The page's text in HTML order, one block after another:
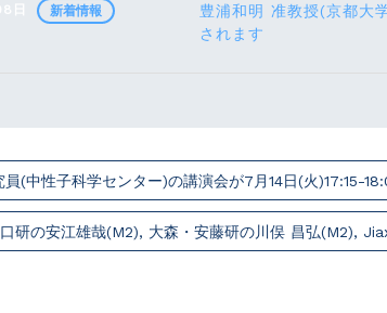
日
豊浦和明 准教授(京都大
されます
新着情報
(中性子科学センター)の講演会が7月14⽇(火)17:15-
口研の安江雄哉(M2), 大森・安藤研の川俣 昌弘(M2),